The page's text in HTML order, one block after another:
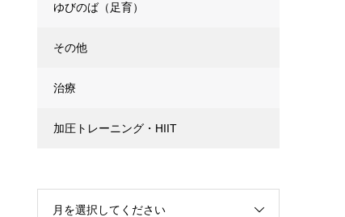
ゆびのば（足育）
その他
治療
加圧トレーニング・HIIT
月を選択してください